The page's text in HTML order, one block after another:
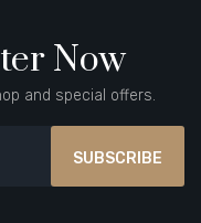
Now
and special offers.
SUBSCRIBE